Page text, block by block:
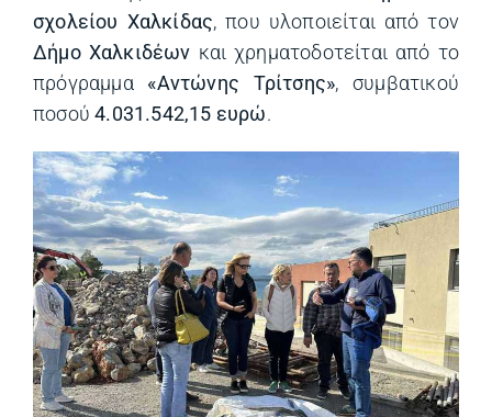
σχολείου Χαλκίδας, που υλοποιείται από τον
Δήμο Χαλκιδέων και χρηματοδοτείται από το
πρόγραμμα «Αντώνης Τρίτσης», συμβατικού
ποσού4.031.542,15 ευρώ.